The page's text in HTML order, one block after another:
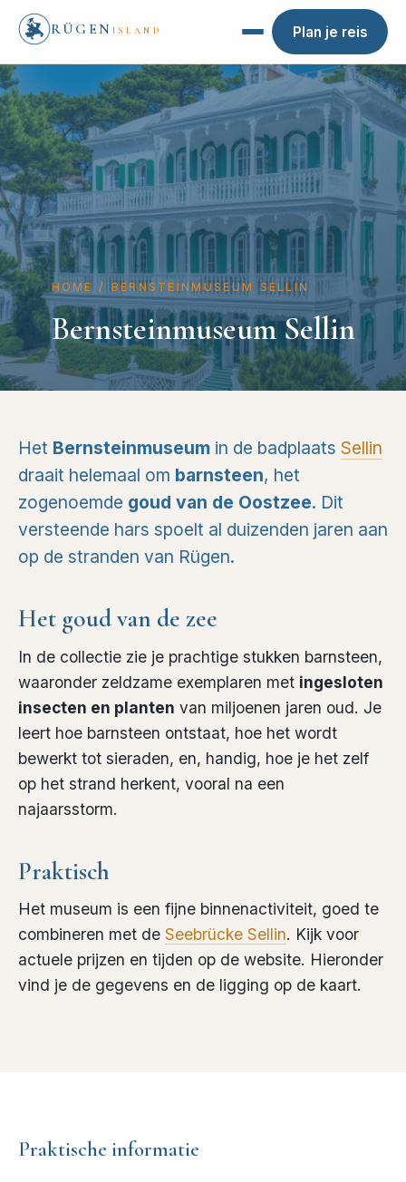
RÜGEN ISLAND Plan je reis
HOME / BERNSTEINMUSEUM SELLIN
Bernsteinmuseum Sellin
Het Bernsteinmuseum in de badplaats Sellin
draait helemaal om barnsteen, het
zogenoemde goud van de Oostzee. Dit
versteende hars spoelt al duizenden jaren aan
op de stranden van Rügen.
Het goud van de zee
In de collectie zie je prachtige stukken barnsteen,
waaronder zeldzame exemplaren met ingesloten
insecten en planten van miljoenen jaren oud. Je
leert hoe barnsteen ontstaat, hoe het wordt
bewerkt tot sieraden, en, handig, hoe je het zelf
op het strand herkent, vooral na een
najaarsstorm.
Praktisch
Het museum is een fijne binnenactiviteit, goed te
combineren met de Seebrücke Sellin. Kijk voor
actuele prijzen en tijden op de website. Hieronder
vind je de gegevens en de ligging op de kaart.
Praktische informatie